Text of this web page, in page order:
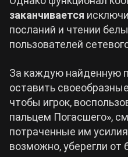
заканчивается
посланий и чтении
пользователей
За каждую найденную
оставить своеобразные
чтобы игрок,
пальцем Погасшего»,
потраченные им
возможно, уберегли